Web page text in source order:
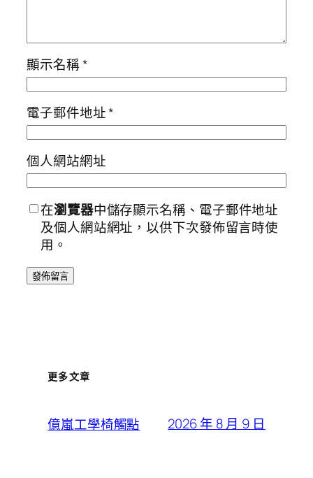
顯示名稱*
電子郵件地址*
個人網站網址
在瀏覽器中儲存顯示名稱、電子郵件地址
及個人網站網址，以供下次發佈留言時使
用。
更多文章
億嵐工學椅觸點 2026 年 8 月 9 日